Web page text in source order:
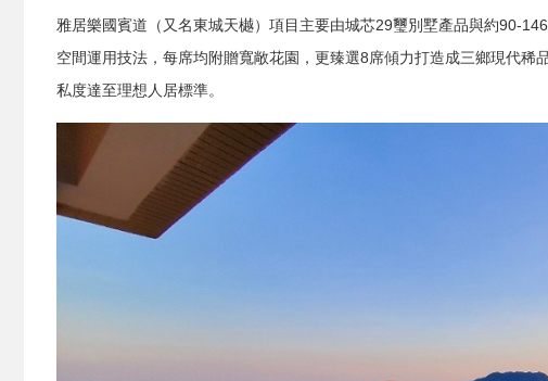
雅居樂國賓道（又名東城天樾）項目主要由城芯29璽別墅產品與約90-
空間運用技法，每席均附贈寬敞花園，更臻選8席傾力打造成三鄉現代
私度達至理想人居標準。